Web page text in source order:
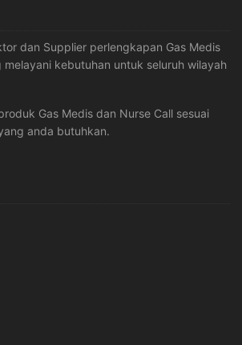
dan Supplier perlengkapan Gas Medis
melayani kebutuhan untuk seluruh wilayah
Gas Medis dan Nurse Call sesuai
anda butuhkan.